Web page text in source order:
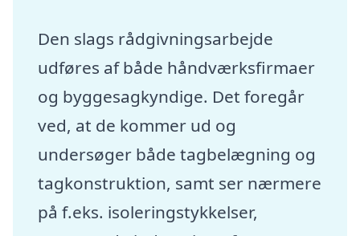
Den slags rådgivningsarbejde
udføres af både håndværksfirmaer
og byggesagkyndige. Det foregår
ved, at de kommer ud og
undersøger både tagbelægning og
tagkonstruktion, samt ser nærmere
på f.eks. isoleringstykkelser,